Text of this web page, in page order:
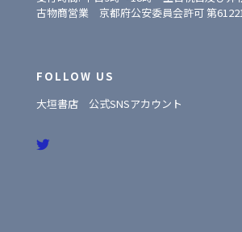
古物商営業 京都府公安委員会許可 第
FOLLOW US
大垣書店 公式SNSアカウント